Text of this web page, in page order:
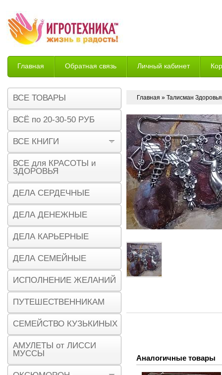
Главная Обратная связь Личный кабинет
Возврат
Главная » Талисман
Аналогичные товары
ВСЕ ТОВАРЫ
ВСЁ по 20-30-50 РУБ
ВСЕ КНИГИ
ВСЕ для КРАСОТЫ и
ЗДОРОВЬЯ
ДЕЛА СЕРДЕЧНЫЕ
ДЕЛА ДЕНЕЖНЫЕ
ДЕЛА КАРЬЕРНЫЕ
ДЕЛА СЕМЕЙНЫЕ
ИСПОЛНЕНИЕ ЖЕЛАНИЙ
ПУТЕШЕСТВЕННИКАМ
СЕМЕЙСТВО КУЗЬКИНЫХ
АМУЛЕТЫ от ЛИССИ
МУССЫ